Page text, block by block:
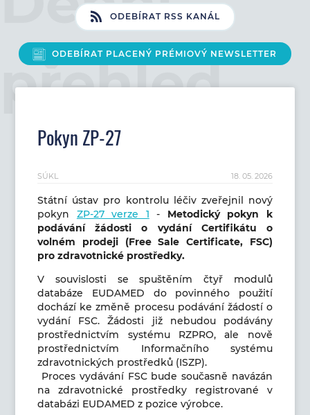
ODEBÍRAT RSS KANÁL
ODEBÍRAT PLACENÝ PRÉMIOVÝ NEWSLETTER
Pokyn ZP-27
SÚKL 18. 05. 2026
Státní ústav pro kontrolu léčiv zveřejnil nový
pokyn ZP-27 verze 1 - Metodický pokyn k
podávání žádosti o vydání Certifikátu o
volném prodeji (Free Sale Certificate, FSC)
pro zdravotnické prostředky.
V souvislosti se spuštěním čtyř modulů
databáze EUDAMED do povinného použití
dochází ke změně procesu podávání žádostí o
vydání FSC. Žádosti již nebudou podávány
prostřednictvím systému RZPRO, ale nově
prostřednictvím Informačního systému
zdravotnických prostředků (ISZP).
Proces vydávání FSC bude současně navázán
na zdravotnické prostředky registrované v
databázi EUDAMED z pozice výrobce.